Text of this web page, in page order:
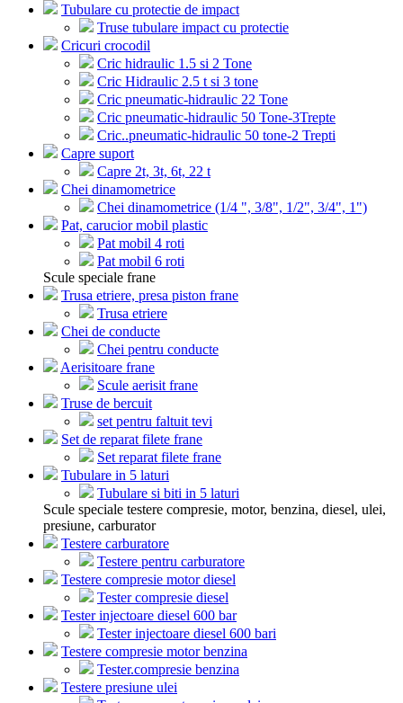
Tubulare cu protectie de impact
Truse tubulare impact cu protectie
Cricuri crocodil
Cric hidraulic 1.5 si 2 Tone
Cric Hidraulic 2.5 t si 3 tone
Cric pneumatic-hidraulic 22 Tone
Cric pneumatic-hidraulic 50 Tone-3Trepte
Cric..pneumatic-hidraulic 50 tone-2 Trepti
Capre suport
Capre 2t, 3t, 6t, 22 t
Chei dinamometrice
Chei dinamometrice (1/4 ", 3/8", 1/2", 3/4", 1")
Pat, carucior mobil plastic
Pat mobil 4 roti
Pat mobil 6 roti
Scule speciale frane
Trusa etriere, presa piston frane
Trusa etriere
Chei de conducte
Chei pentru conducte
Aerisitoare frane
Scule aerisit frane
Truse de bercuit
set pentru faltuit tevi
Set de reparat filete frane
Set reparat filete frane
Tubulare in 5 laturi
Tubulare si biti in 5 laturi
Scule speciale testere compresie, motor, benzina, diesel, ulei,
presiune, carburator
Testere carburatore
Testere pentru carburatore
Testere compresie motor diesel
Tester compresie diesel
Tester injectoare diesel 600 bar
Tester injectoare diesel 600 bari
Testere compresie motor benzina
Tester.compresie benzina
Testere presiune ulei